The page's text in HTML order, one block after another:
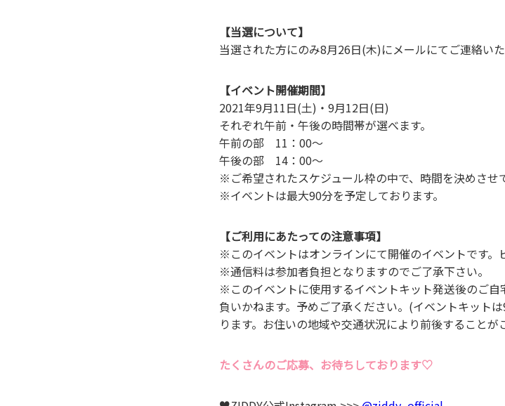
【当選について】
当選された⽅にのみ8⽉26⽇(木)にメールにてご連絡いた
【イベント開催期間】
2021年9⽉11⽇(⼟)・9⽉12⽇(⽇)
それぞれ午前・午後の時間帯が選べます。
午前の部 11：00～
午後の部 14：00～
※ご希望されたスケジュール枠の中で、時間を決めさせ
※イベントは最⼤90分を予定しております。
【ご利⽤にあたっての注意事項】
※このイベントはオンラインにて開催のイベントです。
※通信料は参加者負担となりますのでご了承下さい。
※このイベントに使⽤するイベントキット発送後のご
負いかねます。予めご了承ください。(イベントキット
ります。お住いの地域や交通状況により前後すること
たくさんのご応募、お待ちしております♡